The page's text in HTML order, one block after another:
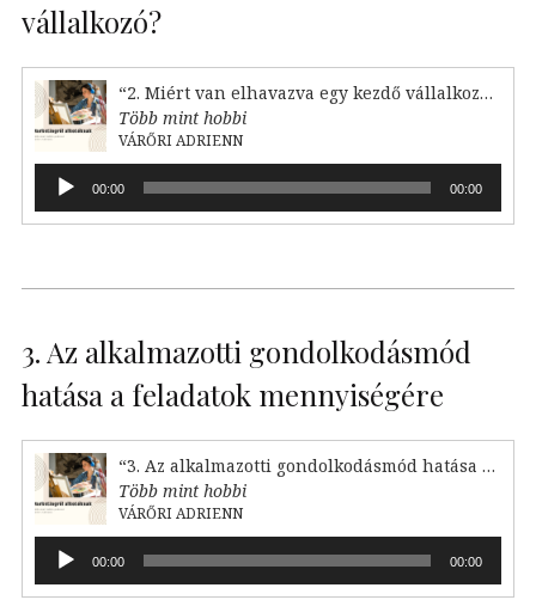
vállalkozó?
“2. Miért van elhavazva egy kezdő vállalkozó?”
Több mint hobbi
VÁRŐRI ADRIENN
Audió
lejátszó00:00 00:00
3. Az alkalmazotti gondolkodásmód
hatása a feladatok mennyiségére
“3. Az alkalmazotti gondolkodásmód hatása a feladataink mennyiségére”
Több mint hobbi
VÁRŐRI ADRIENN
Audió
lejátszó00:00 00:00